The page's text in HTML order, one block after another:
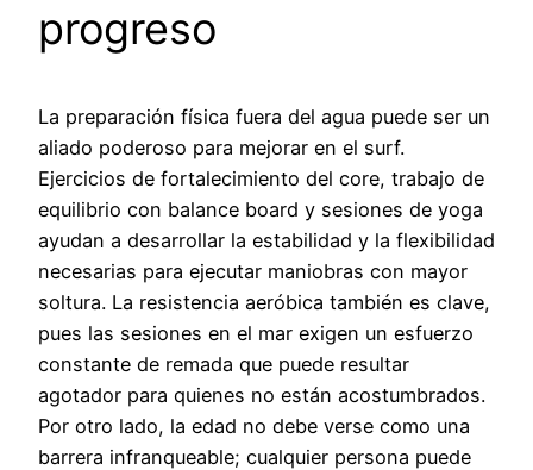
progreso
La preparación física fuera del agua puede ser un
aliado poderoso para mejorar en el surf.
Ejercicios de fortalecimiento del core, trabajo de
equilibrio con balance board y sesiones de yoga
ayudan a desarrollar la estabilidad y la flexibilidad
necesarias para ejecutar maniobras con mayor
soltura. La resistencia aeróbica también es clave,
pues las sesiones en el mar exigen un esfuerzo
constante de remada que puede resultar
agotador para quienes no están acostumbrados.
Por otro lado, la edad no debe verse como una
barrera infranqueable; cualquier persona puede